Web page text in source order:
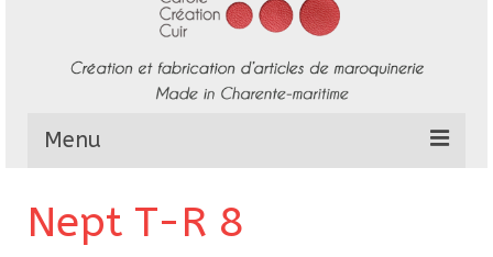
Menu
Collection
Nept T-R 8